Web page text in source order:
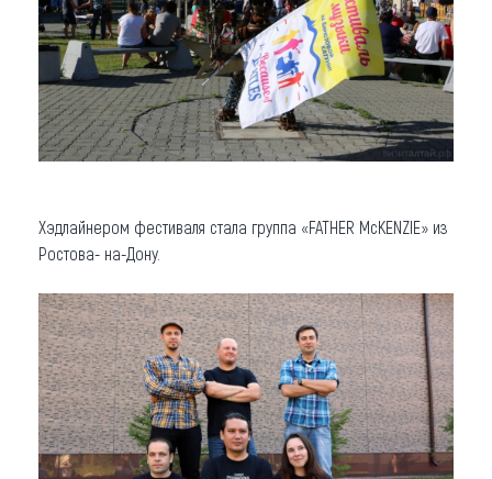
Хэдлайнером фестиваля стала группа «FATHER McKENZIE» из
Ростова- на-Дону.